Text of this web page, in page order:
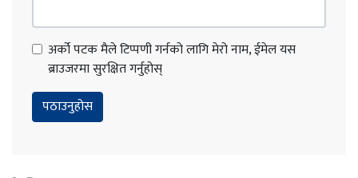
अर्को पटक मैले टिप्पणी गर्नको लागि मेरो नाम, ईमेल यस
ब्राउजरमा सुरक्षित गर्नुहोस्